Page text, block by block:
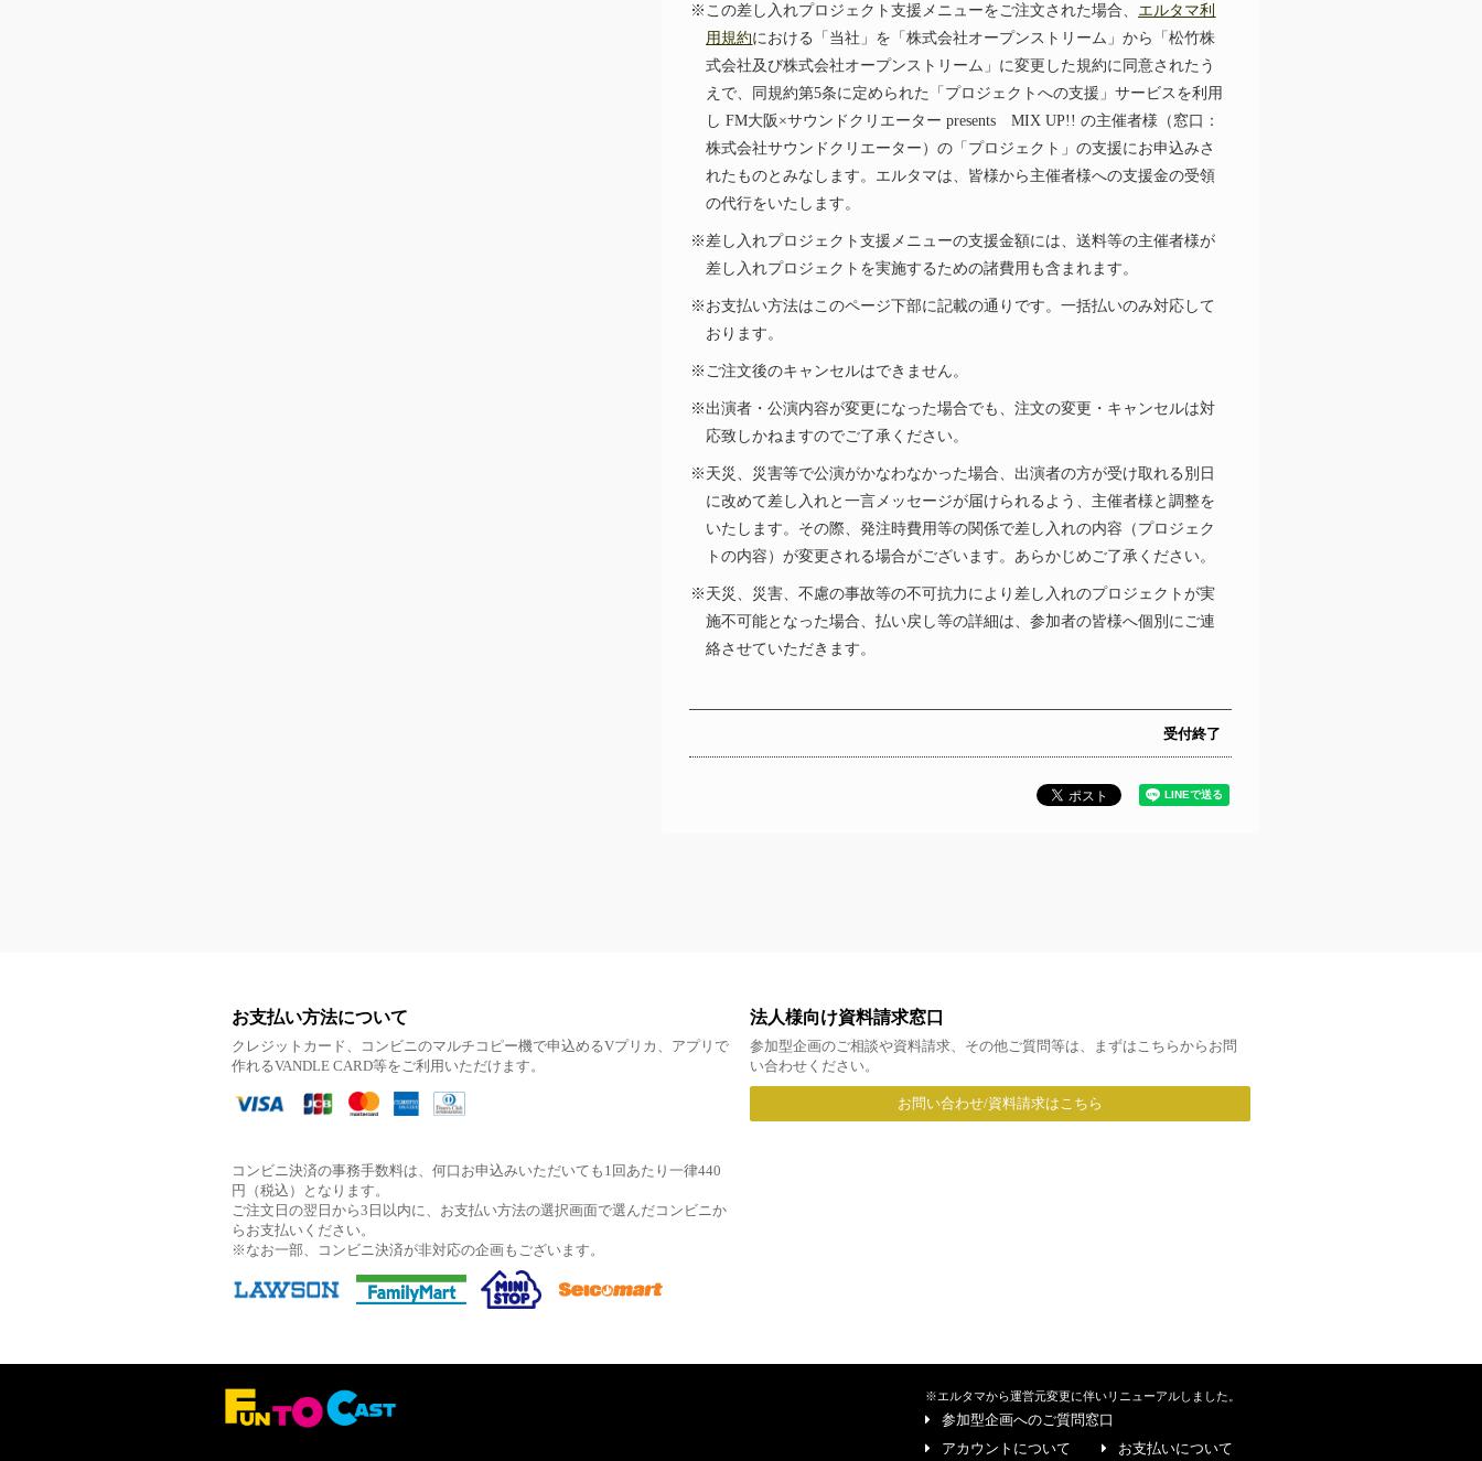
※この差し入れプロジェクト支援メニューをご注文された場合、 エルタマ利
用規約における「当社」を「株式会社オープンストリーム」から「松竹株
式会社及び株式会社オープンストリーム」に変更した規約に同意されたう
えで、同規約第5条に定められた「プロジェクトへの支援」サービスを利用
し FM大阪×サウンドクリエーター presents MIX UP!! の主催者様（窓口：
株式会社サウンドクリエーター）の「プロジェクト」の支援にお申込みさ
れたものとみなします。エルタマは、皆様から主催者様への支援金の受領
の代行をいたします。
※差し入れプロジェクト支援メニューの支援金額には、送料等の主催者様が
差し入れプロジェクトを実施するための諸費用も含まれます。
※お支払い方法はこのページ下部に記載の通りです。一括払いのみ対応して
おります。
※ご注文後のキャンセルはできません。
※出演者・公演内容が変更になった場合でも、注文の変更・キャンセルは対
応致しかねますのでご了承ください。
※天災、災害等で公演がかなわなかった場合、出演者の方が受け取れる別日
に改めて差し入れと一言メッセージが届けられるよう、主催者様と調整を
いたします。その際、発注時費用等の関係で差し入れの内容（プロジェク
トの内容）が変更される場合がございます。あらかじめご了承ください。
※天災、災害、不慮の事故等の不可抗力により差し入れのプロジェクトが実
施不可能となった場合、払い戻し等の詳細は、参加者の皆様へ個別にご連
絡させていただきます。
受付終了
お支払い方法について
クレジットカード、コンビニのマルチコピー機で申込めるVプリカ、アプリで
作れるVANDLE CARD等をご利用いただけます。
コンビニ決済の事務手数料は、何口お申込みいただいても1回あたり一律440
円（税込）となります。
ご注文日の翌日から3日以内に、お支払い方法の選択画面で選んだコンビニか
らお支払いください。
※なお一部、コンビニ決済が非対応の企画もございます。
法人様向け資料請求窓口
参加型企画のご相談や資料請求、その他ご質問等は、まずはこちらからお問
い合わせください。
お問い合わせ/資料請求はこちら
※エルタマから運営元変更に伴いリニューアルしました。
参加型企画へのご質問窓口
アカウントについて
お支払いについて